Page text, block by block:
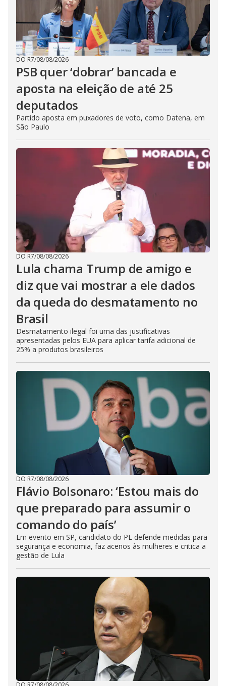
DO R7/08/08/2026
PSB quer ‘dobrar’ bancada e
aposta na eleição de até 25
deputados
Partido aposta em puxadores de voto, como Datena, em
São Paulo
DO R7/08/08/2026
Lula chama Trump de amigo e
diz que vai mostrar a ele dados
da queda do desmatamento no
Brasil
Desmatamento ilegal foi uma das justificativas
apresentadas pelos EUA para aplicar tarifa adicional de
25% a produtos brasileiros
DO R7/08/08/2026
Flávio Bolsonaro: ‘Estou mais do
que preparado para assumir o
comando do país’
Em evento em SP, candidato do PL defende medidas para
segurança e economia, faz acenos às mulheres e critica a
gestão de Lula